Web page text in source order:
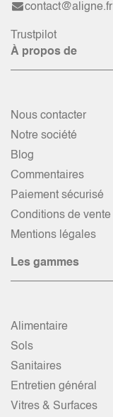
contact@aligne.fr
Trustpilot
À propos de
Nous contacter
Notre société
Blog
Commentaires
Paiement sécurisé
Conditions de vente
Mentions légales
Les gammes
Alimentaire
Sols
Sanitaires
Entretien général
Vitres & Surfaces